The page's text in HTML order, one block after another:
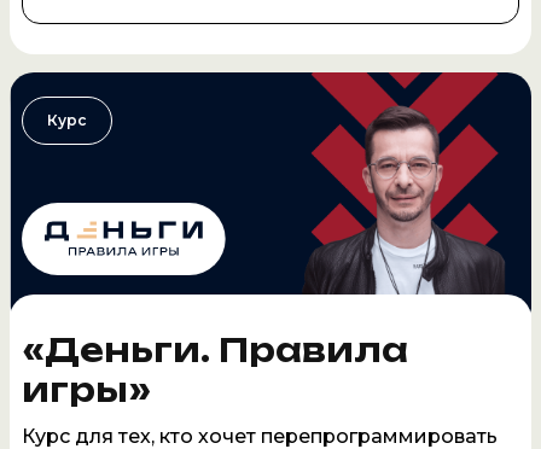
Курс
«Деньги. Правила
игры»
Курс для тех, кто хочет перепрограммировать